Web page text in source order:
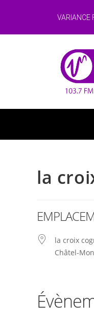
la
la croix
Châtel-